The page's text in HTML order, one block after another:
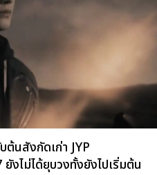
นสังกัดเก่า JYP
ไม่ได้ยุบวงทั้งยังไปเริ่มต้น